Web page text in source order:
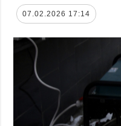
07.02.2026 17:14